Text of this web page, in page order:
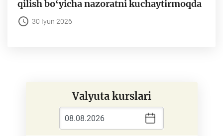
qilish bo‘yicha nazoratni kuchaytirmoqda
30 Iyun 2026
Valyuta kurslari